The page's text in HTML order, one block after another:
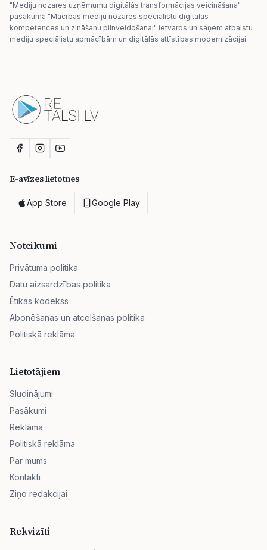
"Mediju nozares uzņēmumu digitālās transformācijas veicināšana"
pasākumā "Mācības mediju nozares speciālistu digitālās
kompetences un zināšanu pilnveidošanai" ietvaros un saņem atbalstu
mediju speciālistu apmācībām un digitālās attīstības modernizācijai.
E-avīzes lietotnes
App Store Google Play
Noteikumi
Privātuma politika
Datu aizsardzības politika
Ētikas kodekss
Abonēšanas un atcelšanas politika
Politiskā reklāma
Lietotājiem
Sludinājumi
Pasākumi
Reklāma
Politiskā reklāma
Par mums
Kontakti
Ziņo redakcijai
Rekvizīti